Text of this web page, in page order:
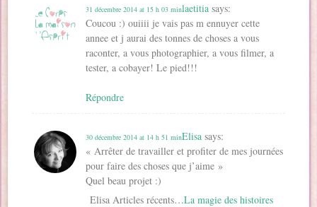
laetitia says:
31 décembre 2014 at 15 h 03 min
Coucou :) ouiiii je vais pas m ennuyer cette
annee et j aurai des tonnes de choses a vous
raconter, a vous photographier, a vous filmer, a
tester, a cobayer! Le pied!!!
Répondre
Elisa says:
30 décembre 2014 at 14 h 51 min
« Arrêter de travailler et profiter de mes journées
pour faire des choses que j’aime »
Quel beau projet :)
Elisa Articles récents…La magie des histoires